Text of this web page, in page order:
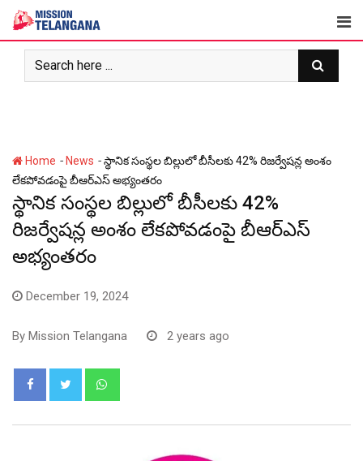
Skip
content
Home - News -స్థానిక సంస్థల బిల్లులో బీసీలకు 42% రిజర్వేషన్ల అంశం
లేకపోవడంపై బీఆర్ఎస్ అభ్యంతరం
స్థానిక సంస్థల బిల్లులో బీసీలకు 42%
రిజర్వేషన్ల అంశం లేకపోవడంపై బీఆర్ఎస్
అభ్యంతరం
December 19, 2024
By Mission Telangana 2 years ago